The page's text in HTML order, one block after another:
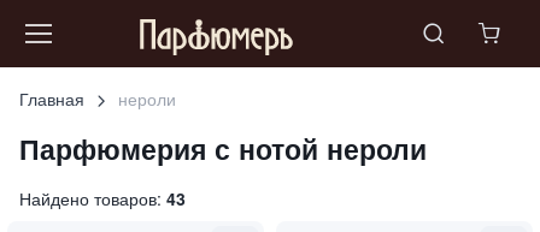
Главная нероли
Парфюмерия с нотой нероли
Найдено товаров: 43